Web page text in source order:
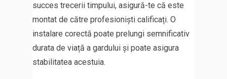
succes trecerii timpului, asigură-te că este
montat de către profesioniști calificați. O
instalare corectă poate prelungi semnificativ
durata de viață a gardului și poate asigura
stabilitatea acestuia.